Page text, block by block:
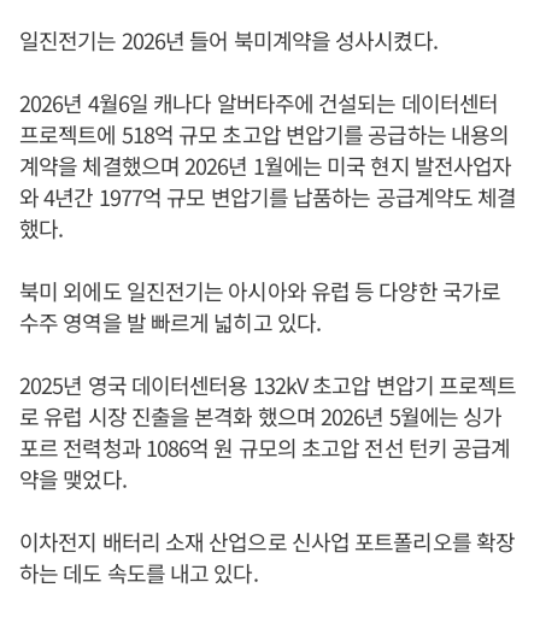
일진전기는 2026년 들어 북미계약을 성사시켰다.
2026년 4월6일 캐나다 알버타주에 건설되는 데이터센터
프로젝트에 518억 규모 초고압 변압기를 공급하는 내용의
계약을 체결했으며 2026년 1월에는 미국 현지 발전사업자
와 4년간 1977억 규모 변압기를 납품하는 공급계약도 체결
했다.
북미 외에도 일진전기는 아시아와 유럽 등 다양한 국가로
수주 영역을 발 빠르게 넓히고 있다.
2025년 영국 데이터센터용 132kV 초고압 변압기 프로젝트
로 유럽 시장 진출을 본격화 했으며 2026년 5월에는 싱가
포르 전력청과 1086억 원 규모의 초고압 전선 턴키 공급계
약을 맺었다.
이차전지 배터리 소재 산업으로 신사업 포트폴리오를 확장
하는 데도 속도를 내고 있다.